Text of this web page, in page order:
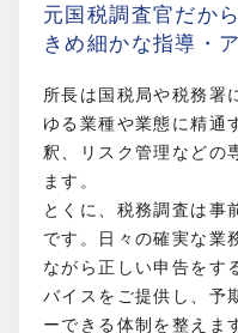
元国税調査官だか
きめ細かな指導・
所長は国税局や税務署
ゆる業種や業態に精通
釈、リスク管理などの
ます。
とくに、税務調査は事
です。日々の確実な業
ながら正しい申告をす
バイスをご提供し、予
ーできる体制を整えま